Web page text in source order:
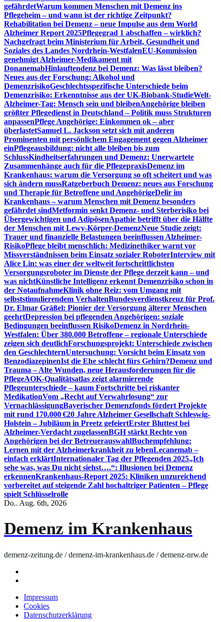
gefährdetWarum kommen Menschen mit Demenz ins
Pflegeheim – und wann ist der richtige Zeitpunkt?
Rehabilitation bei Demenz – neue Impulse aus dem World
Alzheimer Report 2025Pflegegrad 1 abschaffen – wirklich?
Nachgefragt beim Ministerium für Arbeit, Gesundheit und
Soziales des Landes Nordrhein-WestfalenEU-Kommission
genehmigt Alzheimer-Medikament mit
DonanemabHinlauftendenz bei Demenz: Was lässt bleiben?
Neues aus der Forschung: Alkohol und
DemenzrisikoGeschlechtsspezifische Unterschiede beim
Demenzrisiko: Erkenntnisse aus der UK-Biobank-StudieWelt-
Alzheimer-Tag: Mensch sein und bleibenAngehörige bleiben
größter Pflegedienst in Deutschland – Politik muss Strukturen
anpassenPflege Angehörige: Einkommen ok – aber
überlastetSamuel L. Jackson setzt sich mit anderen
Prominenten mit persönlichem Engagement gegen Alzheimer
einPflegeausbildung: nicht alle bleiben bis zum
SchlussKindheitserfahrungen und Demenz: Unerwartete
Zusammenhänge auch für die PflegepraxisDemenz im
Krankenhaus: warum die Versorgung so oft scheitert und was
sich ändern mussRatgeberbuch Demenz: neues aus Forschung
und Therapie für Betroffene und AngehörigeDelir im
Krankenhaus – warum Menschen mit Demenz besonders
gefährdet sindMetformin senkt Demenz- und Sterberisiko bei
Übergewichtigen und AdipösenApathie betrifft über die Hälfte
der Menschen mit Lewy-Körper-DemenzNeue Studie zeigt:
Trauer und finanzielle Belastungen beeinflussen Alzheimer-
RisikoPflege bleibt menschlich: Medizinethiker warnt vor
Missverständnissen beim Einsatz sozialer RoboterInterview mit
Alice Lin: was einer der weltweit fortschrittlichsten
Versorgungsroboter im Dienste der Pflege derzeit kann – und
was nichtKünstliche Intelligenz erkennt Demenzrisiko schon in
der NotaufnahmeKlinik ohne Reiz: vom Umgang mit
selbststimulierendem VerhaltenBundesverdienstkreuz für Prof.
Dr. Elmar Gräßel: Pionier der Versorgung älterer Menschen
geehrtDepression bei pflegenden Angehörigen: soziale
Bedingungen beeinflussen RisikoDemenz in Nordrhein-
Westfalen: Über 380.000 Betroffene – regionale Unterschiede
zeigen sich deutlichForschungsprojekt: Unterschiede zwischen
den GeschlechternUntersuchung: Vorsicht beim Einsatz von
BenzodiazepinenIst die Ehe schlecht fürs Gehirn?Demenz und
Trauma – Alte Wunden, neue Herausforderungen für die
PflegeAOK-Qualitätsatlas zeigt alarmierende
Pflegeunterschiede – kaum Fortschritte bei riskanter
MedikationVom „Recht auf Verwahrlosung“ zur
VernachlässigungBayerischer Demenzfonds fördert Projekte
mit rund 170.000 €20 Jahre Alzheimer Gesellschaft Schleswig-
Holstein – Jubiläum in Preetz gefeiertErster Bluttest bei
Alzheimer-Verdacht zugelassenBGH stärkt Rechte von
Angehörigen bei der BetreuerauswahlBuchempfehlung:
Lernen mit der Alzheimerkrankheit zu lebenLecanemab –
einfach erklärtInternationaler Tag der Pflegenden 2025„Ich
sehe was, was Du nicht siehst….“: Illusionen bei Demenz
erkennenKrankenhaus-Report 2025: Kliniken unzureichend
vorbereitet auf steigende Zahl hochaltriger Patienten – Pflege
spielt Schlüsselrolle
Do.. Aug. 6th, 2026
Demenz im Krankenhaus
demenz-zeitung.de / demenz-im-krankenhaus.de / demenz-nrw.de
Impressum
Cookies
Datenschutzerklärung